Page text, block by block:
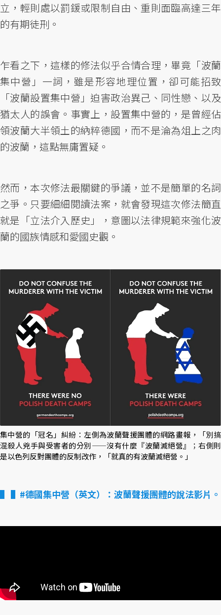
立，輕則處以罰鍰或限制自由、重則面臨高達三年
的有期徒刑。
乍看之下，這樣的修法似乎合情合理，畢竟「波蘭
集中營」一詞，雖是形容地理位置，卻可能招致
「波蘭設置集中營」迫害政治異己、同性戀、以及
猶太人的誤會。事實上，設置集中營的，是曾經佔
領波蘭大半領土的納粹德國，而不是淪為俎上之肉
的波蘭，這點無庸置疑。
然而，本次修法最關鍵的爭議，並不是簡單的名詞
之爭。只要細細閱讀法案，就會發現這次修法簡直
就是「立法介入歷史」，意圖以法律規範來強化波
蘭的國族情感和愛國史觀。
集中營的「冠名」糾紛：左側為波蘭聲援團體的網路畫報，「別搞
混殺人兇手與受害者的分別——沒有什麼『波蘭滅絕營』；右側則
是以色列反對團體的反制改作，「就真的有波蘭滅絕營。」
▌#德國集中營（英文）：波蘭聲援團體的說法影片。